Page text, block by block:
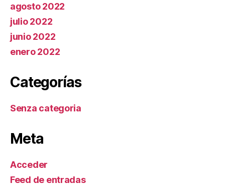
agosto 2022
julio 2022
junio 2022
enero 2022
Categorías
Senza categoria
Meta
Acceder
Feed de entradas